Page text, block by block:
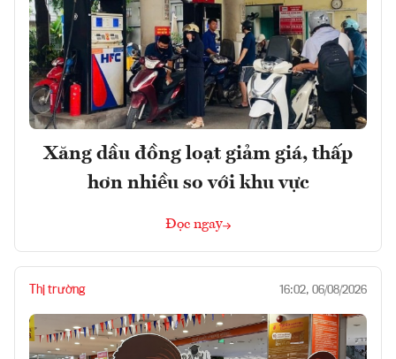
Xăng dầu đồng loạt giảm giá, thấp
hơn nhiều so với khu vực
Đọc ngay
Thị trường 16:02, 06/08/2026